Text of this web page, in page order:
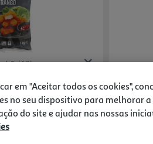
4.5 (62)
1kg
9.95 €/Kg
em "Aceitar todos os cookies",
no seu dispositivo para melhorar
do site e ajudar nas nossas